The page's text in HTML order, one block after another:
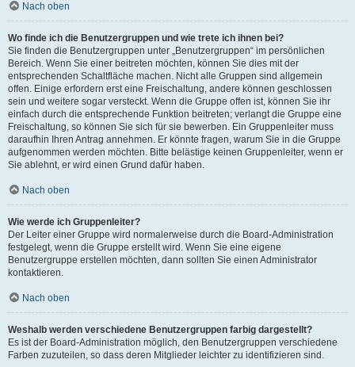
Nach oben
Wo finde ich die Benutzergruppen und wie trete ich ihnen bei?
Sie finden die Benutzergruppen unter „Benutzergruppen“ im persönlichen
Bereich. Wenn Sie einer beitreten möchten, können Sie dies mit der
entsprechenden Schaltfläche machen. Nicht alle Gruppen sind allgemein
offen. Einige erfordern erst eine Freischaltung, andere können geschlossen
sein und weitere sogar versteckt. Wenn die Gruppe offen ist, können Sie ihr
einfach durch die entsprechende Funktion beitreten; verlangt die Gruppe eine
Freischaltung, so können Sie sich für sie bewerben. Ein Gruppenleiter muss
daraufhin Ihren Antrag annehmen. Er könnte fragen, warum Sie in die Gruppe
aufgenommen werden möchten. Bitte belästige keinen Gruppenleiter, wenn er
Sie ablehnt, er wird einen Grund dafür haben.
Nach oben
Wie werde ich Gruppenleiter?
Der Leiter einer Gruppe wird normalerweise durch die Board-Administration
festgelegt, wenn die Gruppe erstellt wird. Wenn Sie eine eigene
Benutzergruppe erstellen möchten, dann sollten Sie einen Administrator
kontaktieren.
Nach oben
Weshalb werden verschiedene Benutzergruppen farbig dargestellt?
Es ist der Board-Administration möglich, den Benutzergruppen verschiedene
Farben zuzuteilen, so dass deren Mitglieder leichter zu identifizieren sind.